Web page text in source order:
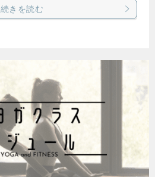
続きを読む